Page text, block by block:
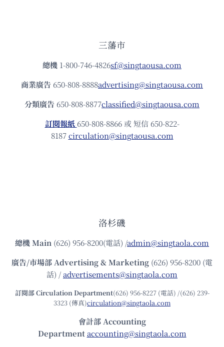
三藩市
總機 1-800-746-4826sf@singtaousa.com
商業廣告 650-808-8888advertising@singtaousa.com
分類廣告 650-808-8877classified@singtaousa.com
訂閱報紙 650-808-8866 或 短信 650-822-
8187circulation@singtaousa.com
洛杉磯
總機Main (626) 956-8200(電話) /admin@singtaola.com
廣告/市場部Advertising & Marketing (626) 956-8200 (電
話) /advertisements@singtaola.com
訂閱部 Circulation Department(626) 956-8227 (電話) /(626) 239-
3323 (傳真)circulation@singtaola.com
會計部 Accounting
Department accounting@singtaola.com